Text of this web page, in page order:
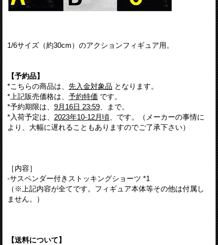
1/6サイズ（約30cm）のアクションフィギュア用。
【予約品】
*こちらの商品は、 先入金対象品 となります。
*上記販売価格は、 予約特価 です。
*予約期限は、 9月16日 23:59 、まで。
*入荷予定は、 2023年10-12月頃 、です。（メーカーの事情に
より、大幅に遅れることもありますのでご了承下さい）
［内容］
-サスペンダー付きストッキングショーツ *1
（※上記内容が全てです。フィギュア本体等その他は付属し
ません。）
【送料について】